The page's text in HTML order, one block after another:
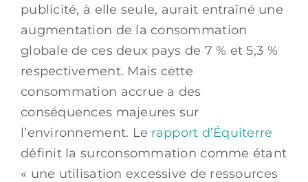
publicité, à elle seule, aurait entraîné une
augmentation de la consommation
globale de ces deux pays de 7 % et 5,3 %
respectivement. Mais cette
consommation accrue a des
conséquences majeures sur
l’environnement. Le rapport d’Équiterre
définit la surconsommation comme étant
« une utilisation excessive de ressources